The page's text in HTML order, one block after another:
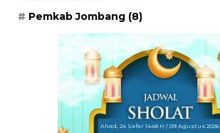
Pemkab Jombang (8)
Ahad, 24 Safar 1448 H / 09 Agustus 2026